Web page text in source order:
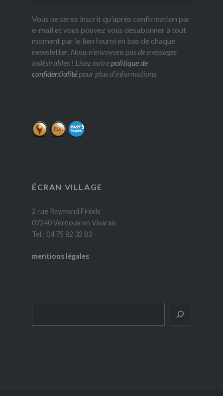
Vous ne serez inscrit qu'après confirmation par
e-mail et vous pouvez vous désabonner à tout
moment par le lien fourni en bas de chaque
newsletter. Nous n’envoyons pas de messages
indésirables ! Lisez notrepolitique de
confidentialitépour plus d’informations.
ÉCRAN VILLAGE
2 rue Raymond Finiels
07240 Vernoux en Vivarais
Tel : 04 75 82 32 83
mentions légales